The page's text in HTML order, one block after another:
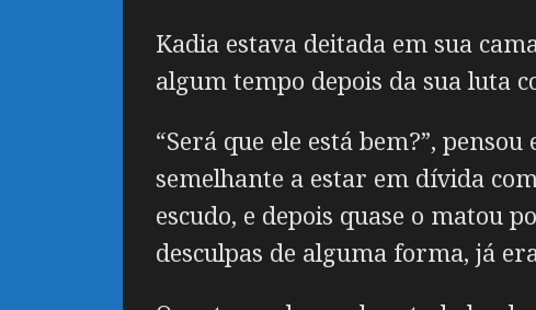
Kadia estava deitada em sua
algum tempo depois da sua luta
“Será que ele está bem?”,
semelhante a estar em dívida
escudo, e depois quase o matou
desculpas de alguma forma, já